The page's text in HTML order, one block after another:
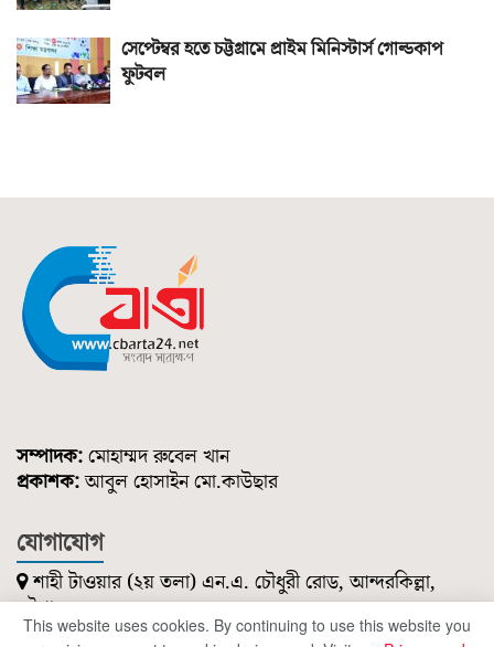
সেপ্টেম্বর হতে চট্টগ্রামে প্রাইম মিনিস্টার্স গোল্ডকাপ
ফুটবল
সম্পাদক: মোহাম্মদ রুবেল খান
প্রকাশক:আবুল হোসাইন মো.কাউছার
যোগাযোগ
শাহী টাওয়ার (২য় তলা) এন.এ. চৌধুরী রোড, আন্দরকিল্লা,
চট্টগ্রাম।
০১৮৫১ ২১৪ ৭৪৭
This website uses cookies. By continuing to use this website you